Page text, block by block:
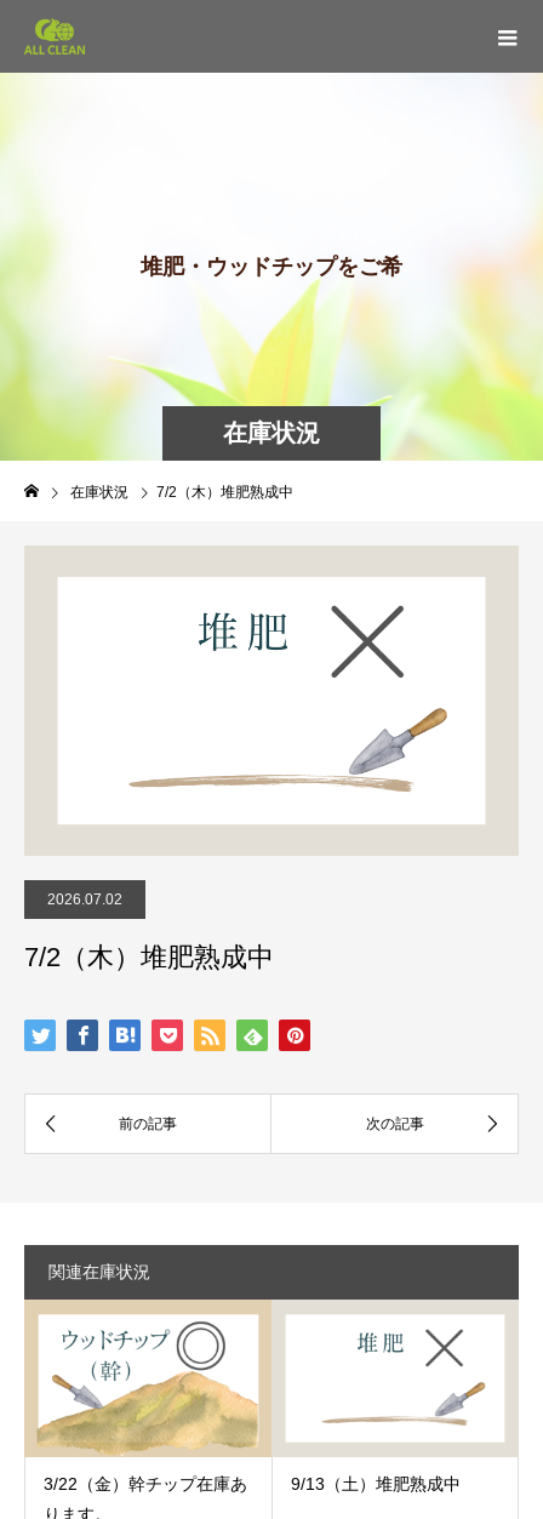
在庫状況
堆肥・ウ ッ ド チップをご希望
在庫状況 7/2（木）堆肥熟成中
2026.07.02
7/2（木）堆肥熟成中
関連在庫状況
3/22（金）幹チップ在庫あ
ります。
9/13（土）堆肥熟成中